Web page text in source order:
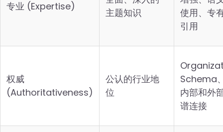
专业 (Expertise)
主题知识
使用、专
引用
权威
(Authoritativeness)
公认的行业地
位
Schema
内部和外
谱连接